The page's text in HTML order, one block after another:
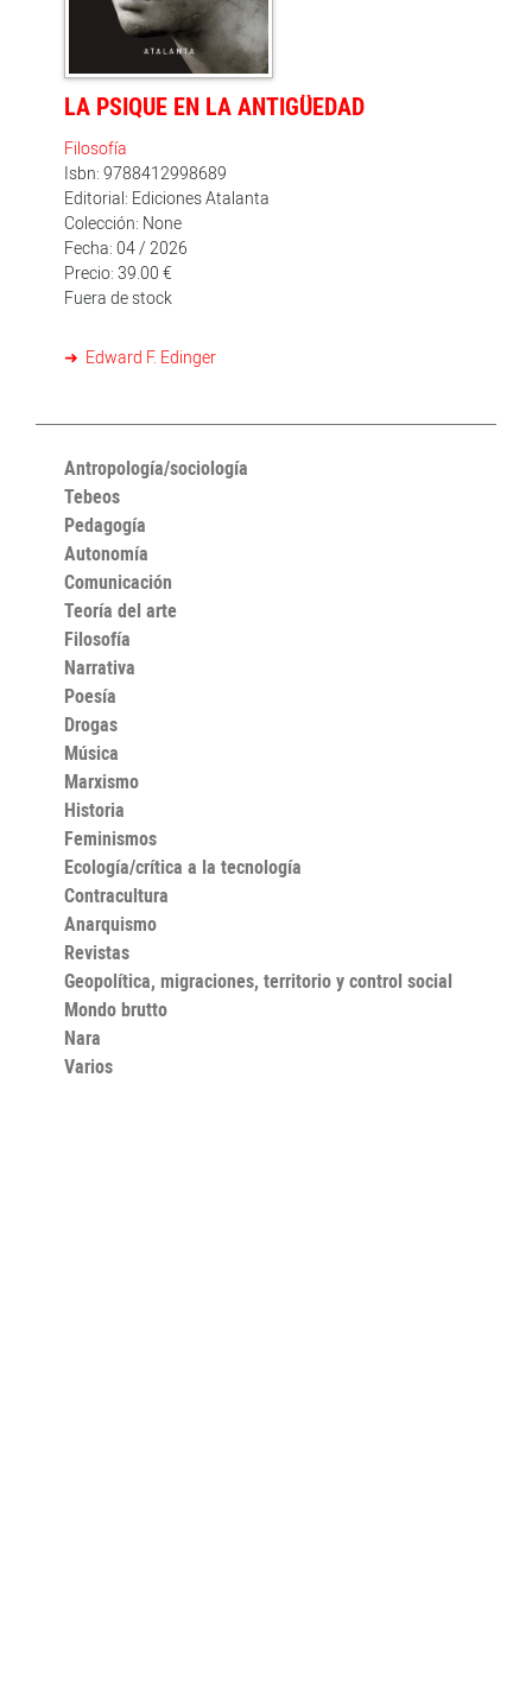
LA PSIQUE EN LA ANTIGÜEDAD
Filosofía
Isbn: 9788412998689
Editorial: Ediciones Atalanta
Colección: None
Fecha: 04 / 2026
Precio: 39.00 €
Fuera de stock
Edward F. Edinger
Antropología/sociología
Tebeos
Pedagogía
Autonomía
Comunicación
Teoría del arte
Filosofía
Narrativa
Poesía
Drogas
Música
Marxismo
Historia
Feminismos
Ecología/crítica a la tecnología
Contracultura
Anarquismo
Revistas
Geopolítica, migraciones, territorio y control social
Mondo brutto
Nara
Varios